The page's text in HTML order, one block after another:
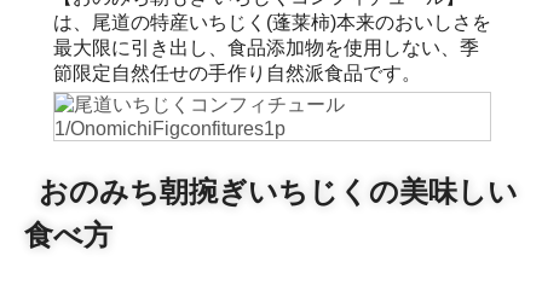
は、尾道の特産いちじく(蓬莱柿)本来のおいしさを
最大限に引き出し、食品添加物を使用しない、季
節限定自然任せの手作り自然派食品です。
おのみち朝捥ぎいちじくの美味しい
食べ方